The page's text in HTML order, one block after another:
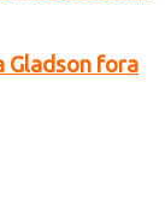
Gladson fora